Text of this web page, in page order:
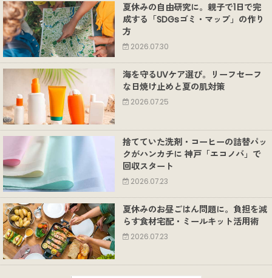
夏休みの自由研究に。親子で1日で完
成する「SDGsゴミ・マップ」の作り
方
2026.07.30
海を守るUVケア選び。リーフセーフ
な日焼け止めと夏の肌対策
2026.07.25
捨てていた洗剤・コーヒーの詰替パッ
クがハンカチに 神戸「エコノバ」で
回収スタート
2026.07.23
夏休みのお昼ごはん問題に。負担を減
らす食材宅配・ミールキット活用術
2026.07.23